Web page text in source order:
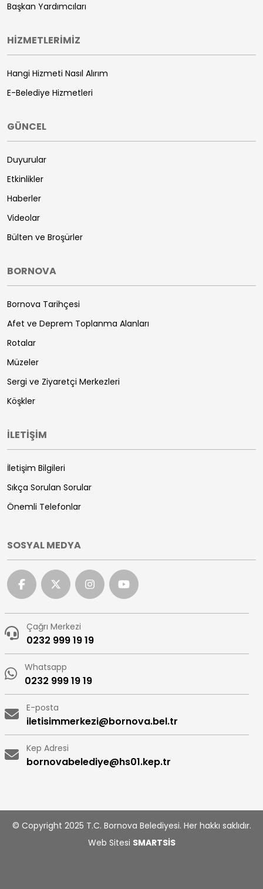
Başkan Yardımcıları
HİZMETLERİMİZ
Hangi Hizmeti Nasıl Alırım
E-Belediye Hizmetleri
GÜNCEL
Duyurular
Etkinlikler
Haberler
Videolar
Bülten ve Broşürler
BORNOVA
Bornova Tarihçesi
Afet ve Deprem Toplanma Alanları
Rotalar
Müzeler
Sergi ve Ziyaretçi Merkezleri
Köşkler
İLETİŞİM
İletişim Bilgileri
Sıkça Sorulan Sorular
Önemli Telefonlar
SOSYAL MEDYA
Çağrı Merkezi
0232 999 19 19
Whatsapp
0232 999 19 19
E-posta
iletisimmerkezi@bornova.bel.tr
Kep Adresi
bornovabelediye@hs01.kep.tr
© Copyright 2025 T.C. Bornova Belediyesi. Her hakkı saklıdır.
Web Sitesi SMARTSİS